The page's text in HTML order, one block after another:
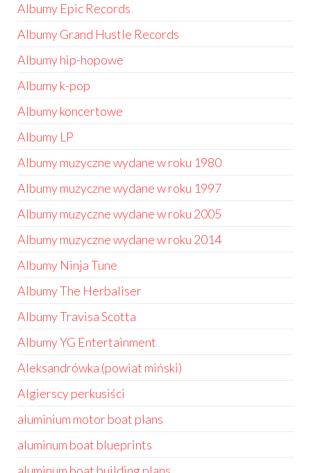
Albumy Epic Records
Albumy Grand Hustle Records
Albumy hip-hopowe
Albumy k-pop
Albumy koncertowe
Albumy LP
Albumy muzyczne wydane w roku 1980
Albumy muzyczne wydane w roku 1997
Albumy muzyczne wydane w roku 2005
Albumy muzyczne wydane w roku 2014
Albumy Ninja Tune
Albumy The Herbaliser
Albumy Travisa Scotta
Albumy YG Entertainment
Aleksandrówka (powiat miński)
Algierscy perkusiści
aluminium motor boat plans
aluminum boat blueprints